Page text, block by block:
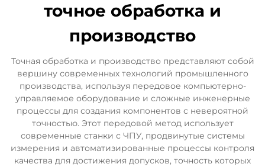
точное обработка и
производство
Точная обработка и производство представляют собой
вершину современных технологий промышленного
производства, используя передовое компьютерно-
управляемое оборудование и сложные инженерные
процессы для создания компонентов с невероятной
точностью. Этот передовой метод использует
современные станки с ЧПУ, продвинутые системы
измерения и автоматизированные процессы контроля
качества для достижения допусков, точность которых